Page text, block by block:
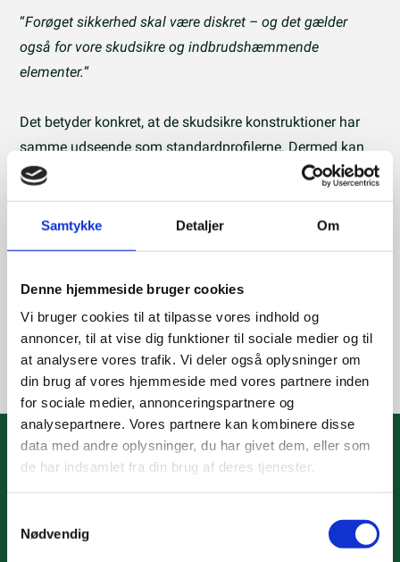
Samtykke Detaljer Om
Denne hjemmeside bruger cookies
Vi bruger cookies til at tilpasse vores indhold og
annoncer, til at vise dig funktioner til sociale medier og til
at analysere vores trafik. Vi deler også oplysninger om
din brug af vores hjemmeside med vores partnere inden
for sociale medier, annonceringspartnere og
analysepartnere. Vores partnere kan kombinere disse
data med andre oplysninger, du har givet dem, eller som
de har indsamlet fra din brug af deres tjenester.
Nødvendig
“Forøget sikkerhed skal være diskret – og det gælder
også for vore skudsikre og indbrudshæmmende
elementer.“
Det betyder konkret, at de skudsikre konstruktioner har
samme udseende som standardprofilerne. Dermed kan
en harmonisk integration i facaden opnås.
Vi fremstiller indbrudshæmmende elementer som
overholder kravene RC1, RC2, RC3 og RC 4 samt
FB1, FB2, FB3 og FB4 og vi kan tilnærme os FB5 og FB6.
I kombination kan vi levere elementer, der overholder
kravene op til RC4 og FB4
Hos TARPGAARD får du kompetent og hurtig rådgivning